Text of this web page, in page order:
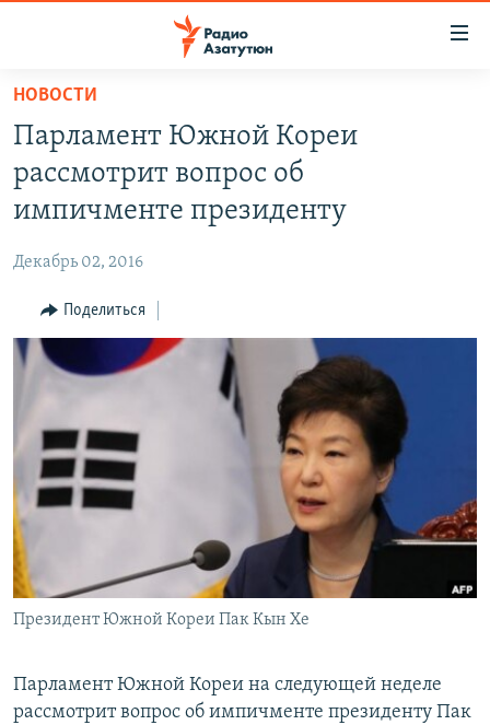
Перейти
основному
содержанию
Перейти
основной
навигации
Перейти
поиску
НОВОСТИ
ПОЛИТИКА
ЭКОНОМИКА
РЕГИОН
НАГОРНЫЙ КАРАБАХ
КУЛЬТУРА
СПОРТ
АРХИВ
Հայերեն
English
Русский
НОВОСТИ
Парламент Южной Кореи
рассмотрит вопрос об
импичменте президенту
Декабрь 02, 2016
Поделиться
Президент Южной Кореи Пак Кын Хе
Парламент Южной Кореи на следующей неделе
рассмотрит вопрос об импичменте президенту Пак